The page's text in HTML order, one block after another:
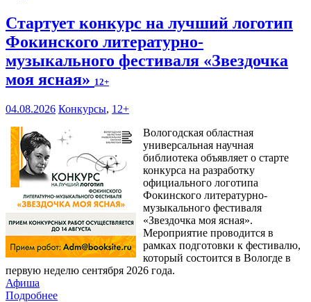
Стартует конкурс на лучший логотип
Фокинского литературно-
музыкального фестиваля «Звездочка
моя ясная» 12+
04.08.2026 Конкурсы, 12+
Вологодская областная
универсальная научная
библиотека объявляет о старте
конкурса на разработку
официального логотипа
Фокинского литературно-
музыкального фестиваля
«Звездочка моя ясная».
Мероприятие проводится в
рамках подготовки к фестивалю,
который состоится в Вологде в
первую неделю сентября 2026 года.
Афиша
Подробнее